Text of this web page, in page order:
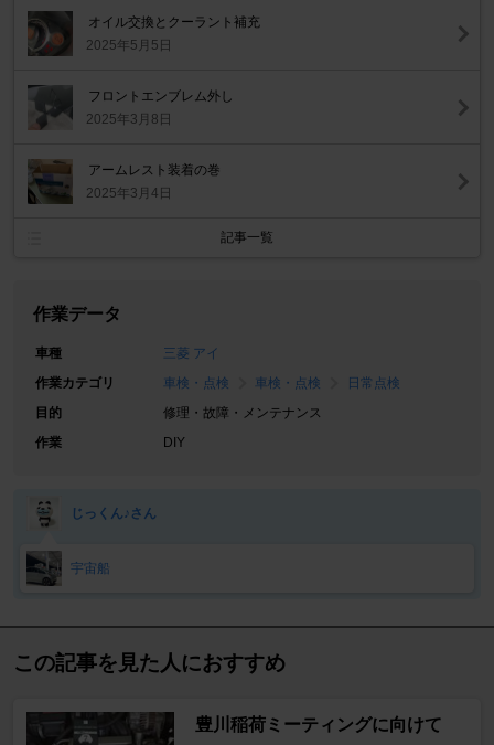
オイル交換とクーラント補充
2025年5月5日
フロントエンブレム外し
2025年3月8日
アームレスト装着の巻
2025年3月4日
記事一覧
作業データ
車種
三菱 アイ
作業カテゴリ
車検・点検 車検・点検
日常点検
目的
修理・故障・メンテナンス
作業
DIY
じっくん♪さん
宇宙船
この記事を見た人におすすめ
豊川稲荷ミーティングに向けて